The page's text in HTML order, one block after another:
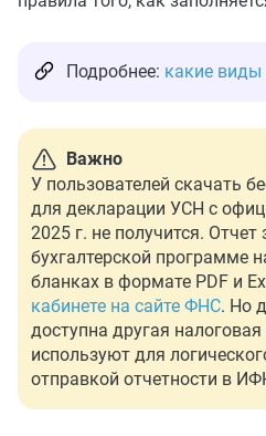
Подробнее: какие
Важно
У пользователей скачать
для декларации УСН с
2025 г. не получится.
бухгалтерской программе
бланках в формате PDF и
кабинете на сайте ФНС. Но
доступна другая
используют для
отправкой отчетности в